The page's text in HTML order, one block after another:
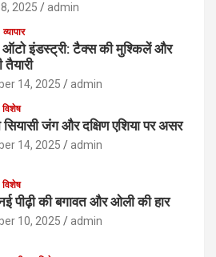
2025 admin
व्यापार
ऑटो इंडस्ट्री: टैक्स की मुश्किलें और
तैयारी
14, 2025 admin
विशेष
जंग और दक्षिण एशिया पर असर
14, 2025 admin
विशेष
पीढ़ी की बगावत और ओली की हार
10, 2025 admin